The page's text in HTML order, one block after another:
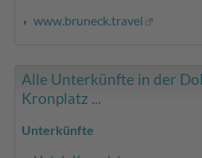
www.bruneck.travel
Alle Unterkünfte in der
Kronplatz ...
Unterkünfte